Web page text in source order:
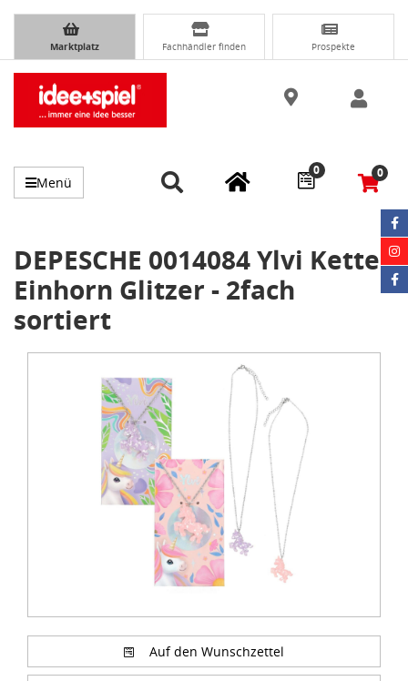
Marktplatz Fachhändler finden Prospekte
Menü
0 0
DEPESCHE 0014084 Ylvi Kette
Einhorn Glitzer - 2fach
sortiert
Auf den Wunschzettel